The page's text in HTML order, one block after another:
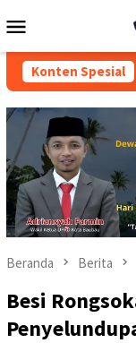
ke
Mobile
Konten Spesial
Beranda Berita
Besi